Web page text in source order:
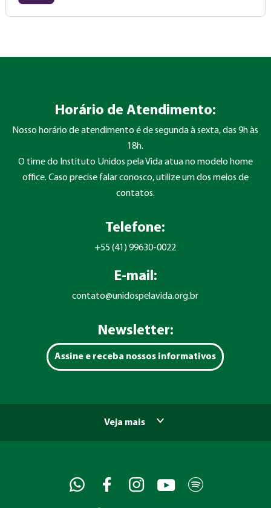
Horário de Atendimento:
Nosso horário de atendimento é de segunda à sexta, das 9h às
18h.
O time do Instituto Unidos pela Vida atua no modelo home
office. Caso precise falar conosco, utilize um dos meios de
contatos.
Telefone:
+55 (41) 99630-0022
E-mail:
contato@unidospelavida.org.br
Newsletter:
Assine e receba nossos informativos
Veja mais